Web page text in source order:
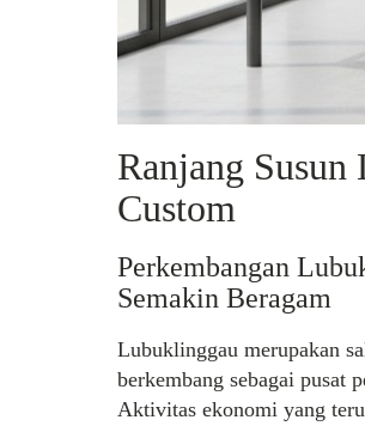
Ranjang
Custom
Perkembangan
Semakin Beragam
Lubuklinggau merupakan
berkembang sebagai pusat
Aktivitas ekonomi yang